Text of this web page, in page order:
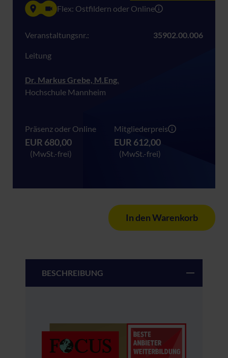
Flex: Ostfildern oder Online
Veranstaltungsnr.: 35902.00.006
Leitung
Dr. Markus Grebe, M.Eng.
Hochschule Mannheim
Präsenz oder Online
EUR 680,00
(MwSt.-frei)
Mitgliederpreis
EUR 612,00
(MwSt.-frei)
In den Warenkorb
BESCHREIBUNG